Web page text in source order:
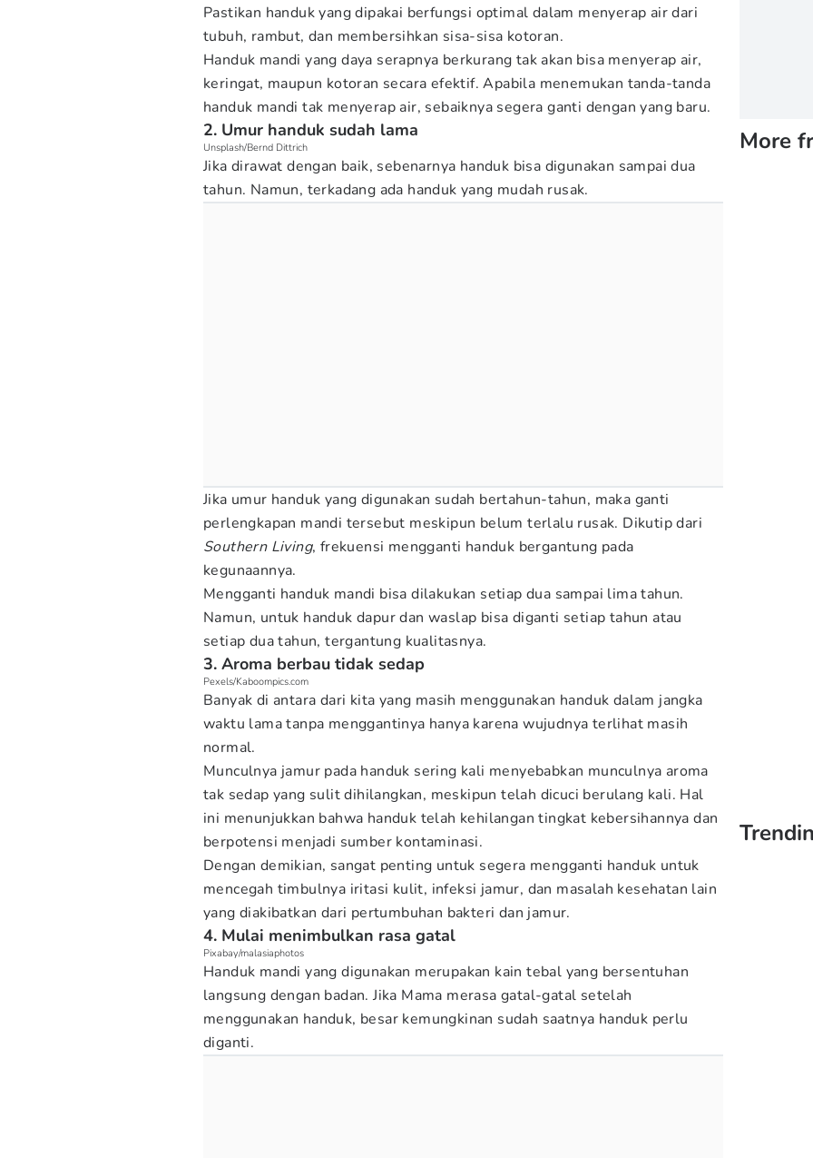
Pastikan handuk yang dipakai berfungsi optimal dalam menyerap air dari
tubuh, rambut, dan membersihkan sisa-sisa kotoran.
Handuk mandi yang daya serapnya berkurang tak akan bisa menyerap air,
keringat, maupun kotoran secara efektif. Apabila menemukan tanda-tanda
handuk mandi tak menyerap air, sebaiknya segera ganti dengan yang baru.
2. Umur handuk sudah lama
Unsplash/Bernd Dittrich
Jika dirawat dengan baik, sebenarnya handuk bisa digunakan sampai dua
tahun. Namun, terkadang ada handuk yang mudah rusak.
Jika umur handuk yang digunakan sudah bertahun-tahun, maka ganti
perlengkapan mandi tersebut meskipun belum terlalu rusak. Dikutip dari
Southern Living, frekuensi mengganti handuk bergantung pada
kegunaannya.
Mengganti handuk mandi bisa dilakukan setiap dua sampai lima tahun.
Namun, untuk handuk dapur dan waslap bisa diganti setiap tahun atau
setiap dua tahun, tergantung kualitasnya.
3. Aroma berbau tidak sedap
Pexels/Kaboompics.com
Banyak di antara dari kita yang masih menggunakan handuk dalam jangka
waktu lama tanpa menggantinya hanya karena wujudnya terlihat masih
normal.
Munculnya jamur pada handuk sering kali menyebabkan munculnya aroma
tak sedap yang sulit dihilangkan, meskipun telah dicuci berulang kali. Hal
ini menunjukkan bahwa handuk telah kehilangan tingkat kebersihannya dan
berpotensi menjadi sumber kontaminasi.
Dengan demikian, sangat penting untuk segera mengganti handuk untuk
mencegah timbulnya iritasi kulit, infeksi jamur, dan masalah kesehatan lain
yang diakibatkan dari pertumbuhan bakteri dan jamur.
4. Mulai menimbulkan rasa gatal
Pixabay/malasiaphotos
Handuk mandi yang digunakan merupakan kain tebal yang bersentuhan
langsung dengan badan. Jika Mama merasa gatal-gatal setelah
menggunakan handuk, besar kemungkinan sudah saatnya handuk perlu
diganti.
More